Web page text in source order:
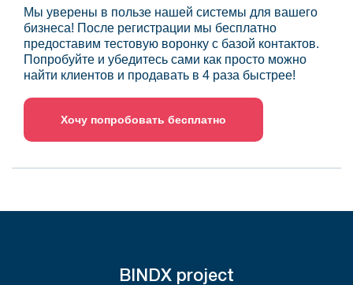
Мы уверены в пользе нашей системы для вашего
бизнеса! После регистрации мы бесплатно
предоставим тестовую воронку с базой контактов.
Попробуйте и убедитесь сами как просто можно
найти клиентов и продавать в 4 раза быстрее!
Хочу попробовать бесплатно
BINDX project